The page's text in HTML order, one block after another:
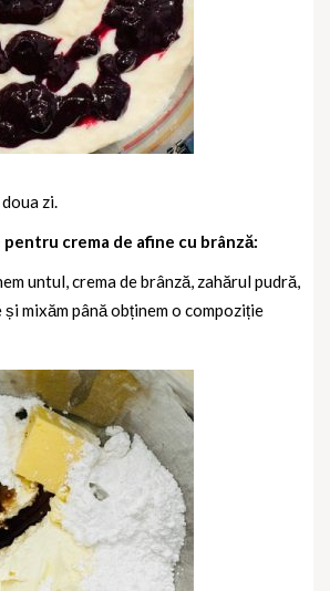
zi.
crema de afine cu brânză:
untul, crema de brânză, zahărul pudră,
mixăm până obținem o compoziție